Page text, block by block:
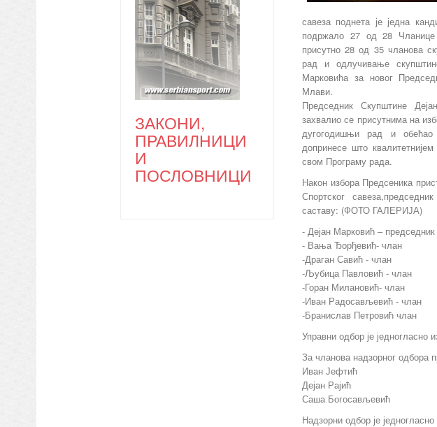
савеза поднета је једна
подржало 27 од 28 Чланице
присутно 28 од 35 чланова
рад и одлучивање
Марковића за новог
Млави.
Председник Скупштине
захвалио се присутнима на
дугогодишњи рад и
допринесе што
свом Програму рада.
Након избора Предсеника
Спортског
саставу: (ФОТО ГАЛЕРИЈА)
- Дејан Марковић – председник
- Вања Ђорђевић- члан
-Драган Савић - члан
-Љубица Павловић - члан
-Горан Милановић- члан
-Иван Радосављевић - члан
-Бранислав Петровић члан
Управни одбор је једногласно
За чланова надзорног одбора
Иван Јефтић
Дејан Рајић
Саша Богосављевић
Надзорни одбор је
ЗАКОНИ,
ПРАВИЛНИЦИ
И
ПОСЛОВНИЦИ